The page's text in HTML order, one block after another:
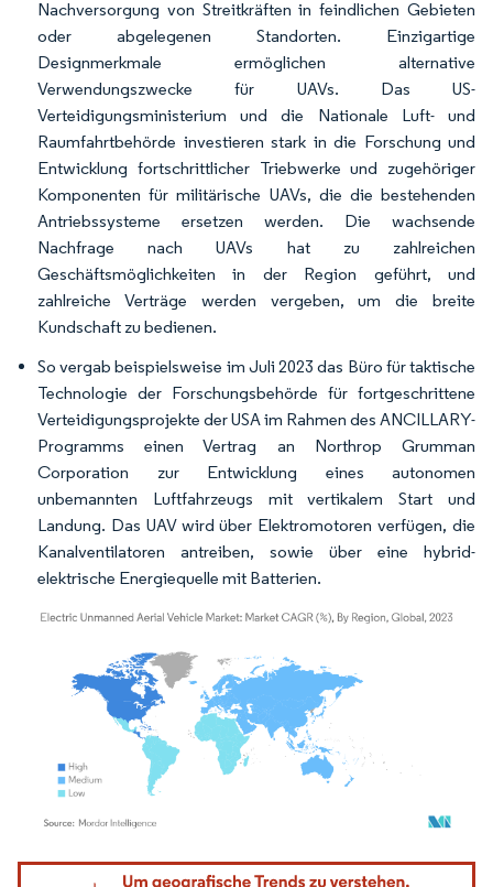
Nachversorgung von Streitkräften in feindlichen Gebieten
oder abgelegenen Standorten. Einzigartige
Designmerkmale ermöglichen alternative
Verwendungszwecke für UAVs. Das US-
Verteidigungsministerium und die Nationale Luft- und
Raumfahrtbehörde investieren stark in die Forschung und
Entwicklung fortschrittlicher Triebwerke und zugehöriger
Komponenten für militärische UAVs, die die bestehenden
Antriebssysteme ersetzen werden. Die wachsende
Nachfrage nach UAVs hat zu zahlreichen
Geschäftsmöglichkeiten in der Region geführt, und
zahlreiche Verträge werden vergeben, um die breite
Kundschaft zu bedienen.
So vergab beispielsweise im Juli 2023 das Büro für taktische
Technologie der Forschungsbehörde für fortgeschrittene
Verteidigungsprojekte der USA im Rahmen des ANCILLARY-
Programms einen Vertrag an Northrop Grumman
Corporation zur Entwicklung eines autonomen
unbemannten Luftfahrzeugs mit vertikalem Start und
Landung. Das UAV wird über Elektromotoren verfügen, die
Kanalventilatoren antreiben, sowie über eine hybrid-
elektrische Energiequelle mit Batterien.
Bild © Mordor Intelligence. Wiederverwendung erfordert Namensnennung gemäß